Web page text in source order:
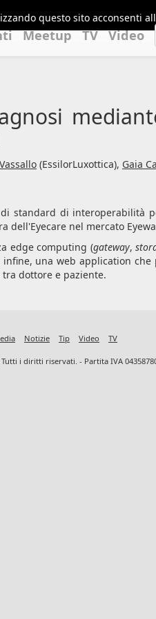
questo sito acconsenti
Meetup TV Video
(EssilorLuxottica), Gaia
standard di
dell'Eyecare nel mercato
edge computing (gateway,
infine, una web application
dottore e paziente.
Notizie Tip Video TV
Tutti i diritti riservati. - Partita IVA